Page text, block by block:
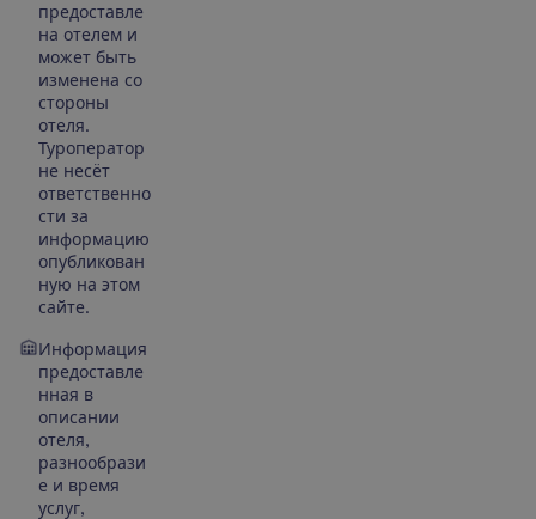
предоставле
на отелем и
может быть
изменена со
стороны
отеля.
Туроператор
не несёт
ответственно
сти за
информацию
опубликован
ную на этом
сайте.
Информация
предоставле
нная в
описании
отеля,
разнообрази
е и время
услуг,